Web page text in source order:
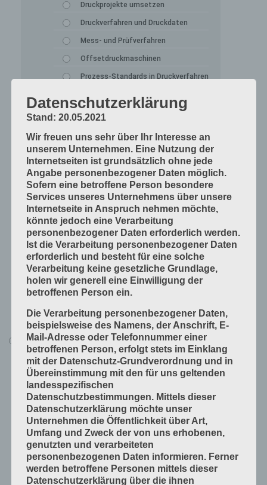
Druckprojekte umsetzen
Druckverfahren und Druckdaten
Mess- und Prüfverfahren
Offsetdruckmaschinen
Prozess-Standards in Druckverfahren
Druckverarbeitung
Arbeitsabläufe im Betrieb
Bogen falzen
Bogen schneiden
Einbandmaterialien
Papier, Karton, Pappe, Kunststoffe
Produkte fügen
Produkte handwerklich herstellen
Produkte industriell herstellen
Technische Grundlagen
Verfahrenstechniken
Vorprodukte und Produktdaten
Alle Lerninhalte
Druck
Arbeitsabläufe in der Druckerei
Digitale Drucksysteme
Druckformen
Druckprodukte herstellen
Druckprodukte veredeln
Druckprojekte umsetzen
Datenschutzerklärung
Stand: 20.05.2021
Wir freuen uns sehr über Ihr Interesse an
unserem Unternehmen. Eine Nutzung der
Internetseiten ist grundsätzlich ohne jede
Angabe personenbezogener Daten möglich.
Sofern eine betroffene Person besondere
Services unseres Unternehmens über unsere
Internetseite in Anspruch nehmen möchte,
könnte jedoch eine Verarbeitung
personenbezogener Daten erforderlich werden.
Ist die Verarbeitung personenbezogener Daten
erforderlich und besteht für eine solche
Verarbeitung keine gesetzliche Grundlage,
holen wir generell eine Einwilligung der
betroffenen Person ein.
Die Verarbeitung personenbezogener Daten,
beispielsweise des Namens, der Anschrift, E-
Mail-Adresse oder Telefonnummer einer
betroffenen Person, erfolgt stets im Einklang
mit der Datenschutz-Grundverordnung und in
Übereinstimmung mit den für uns geltenden
landesspezifischen
Datenschutzbestimmungen. Mittels dieser
Datenschutzerklärung möchte unser
Unternehmen die Öffentlichkeit über Art,
Umfang und Zweck der von uns erhobenen,
genutzten und verarbeiteten
personenbezogenen Daten informieren. Ferner
werden betroffene Personen mittels dieser
Datenschutzerklärung über die ihnen